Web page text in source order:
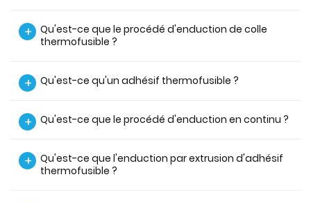
+
Qu'est-ce que le procédé d'enduction de colle
thermofusible ?
+ Qu'est-ce qu'un adhésif thermofusible ?
+ Qu'est-ce que le procédé d'enduction en continu ?
+
Qu'est-ce que l'enduction par extrusion d'adhésif
thermofusible ?